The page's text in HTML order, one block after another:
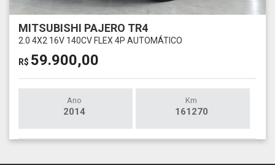
MITSUBISHI PAJERO TR4
2.0 4X2 16V 140CV FLEX 4P AUTOMÁTICO
R$ 59.900,00
Ano
2014
Km
161270